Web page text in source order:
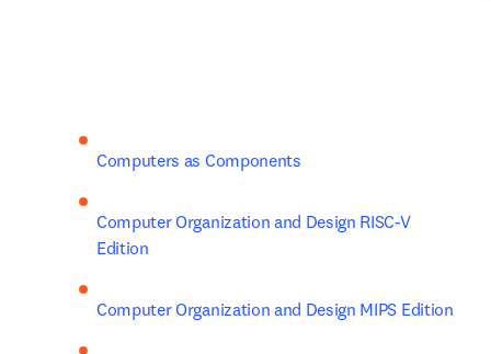
Computers as Components
Computer Organization and Design RISC-V
Edition
Computer Organization and Design MIPS Edition